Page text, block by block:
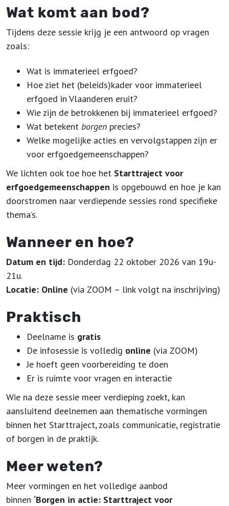
Wat komt aan bod?
Tijdens deze sessie krijg je een antwoord op vragen
zoals:
Wat is immaterieel erfgoed?
Hoe ziet het (beleids)kader voor immaterieel
erfgoed in Vlaanderen eruit?
Wie zijn de betrokkenen bij immaterieel erfgoed?
Wat betekent borgen precies?
Welke mogelijke acties en vervolgstappen zijn er
voor erfgoedgemeenschappen?
We lichten ook toe hoe het Starttraject voor
erfgoedgemeenschappen is opgebouwd en hoe je kan
doorstromen naar verdiepende sessies rond specifieke
thema’s.
Wanneer en hoe?
Datum en tijd: Donderdag 22 oktober 2026 van 19u-
21u.
Locatie: Online (via ZOOM – link volgt na inschrijving)
Praktisch
Deelname is gratis
De infosessie is volledig online (via ZOOM)
Je hoeft geen voorbereiding te doen
Er is ruimte voor vragen en interactie
Wie na deze sessie meer verdieping zoekt, kan
aansluitend deelnemen aan thematische vormingen
binnen het Starttraject, zoals communicatie, registratie
of borgen in de praktijk.
Meer weten?
Meer vormingen en het volledige aanbod
binnen ‘Borgen in actie: Starttraject voor